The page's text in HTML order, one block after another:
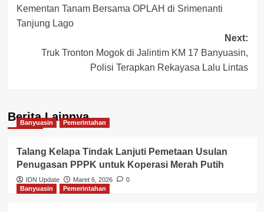
Kementan Tanam Bersama OPLAH di Srimenanti
Tanjung Lago
Next:
Truk Tronton Mogok di Jalintim KM 17 Banyuasin,
Polisi Terapkan Rekayasa Lalu Lintas
Berita Lainnya
Banyuasin Pemerintahan
Talang Kelapa Tindak Lanjuti Pemetaan Usulan
Penugasan PPPK untuk Koperasi Merah Putih
IDN Update Maret 6, 2026
0
Banyuasin
Pemerintahan